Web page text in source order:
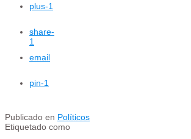
plus-1
share-
1
email
pin-1
Publicado en Políticos
Etiquetado como